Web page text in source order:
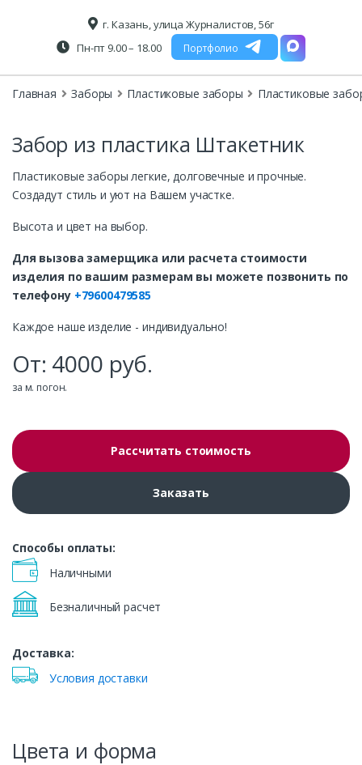
г. Казань, улица Журналистов, 56г
Пн-пт 9.00 – 18.00
Портфолио
Главная Заборы Пластиковые заборы Пластиковые
Забор из пластика Штакетник
Пластиковые заборы легкие, долговечные и прочные.
Создадут стиль и уют на Вашем участке.
Высота и цвет на выбор.
Для вызова замерщика или расчета стоимости
изделия по вашим размерам вы можете позвонить по
телефону +79600479585
Каждое наше изделие - индивидуально!
От: 4000 руб.
за м. погон.
Рассчитать стоимость
Заказать
Способы оплаты:
Наличными
Безналичный расчет
Доставка:
Условия доставки
Цвета и форма